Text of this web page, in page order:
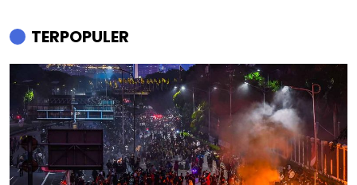
TERPOPULER